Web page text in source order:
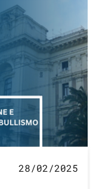
28/02/2025